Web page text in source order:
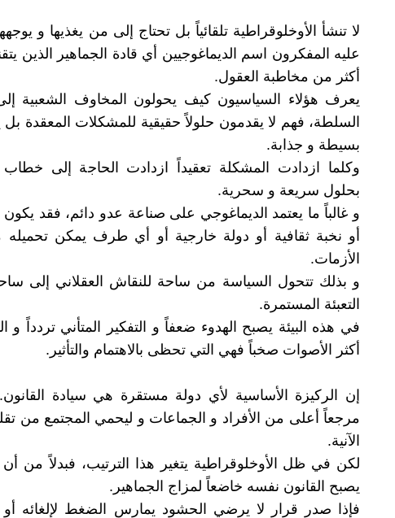
لا تنشأ الأوخلوقراطية تلقائياً بل تحتاج إلى من يغذيها و
عليه المفكرون اسم الديماغوجيين أي قادة الجماهير الذين
أكثر من مخاطبة العقول.
يعرف هؤلاء السياسيون كيف يحولون المخاوف الشعبية
السلطة، فهم لا يقدمون حلولاً حقيقية للمشكلات المعقدة
بسيطة و جذابة.
وكلما ازدادت المشكلة تعقيداً ازدادت الحاجة إلى
بحلول سريعة و سحرية.
و غالباً ما يعتمد الديماغوجي على صناعة عدو دائم، فقد يكون
أو نخبة ثقافية أو دولة خارجية أو أي طرف يمكن تحميله
الأزمات.
و بذلك تتحول السياسة من ساحة للنقاش العقلاني إلى
التعبئة المستمرة.
في هذه البيئة يصبح الهدوء ضعفاً و التفكير المتأني تردداً و
أكثر الأصوات صخباً فهي التي تحظى بالاهتمام والتأثير.
إن الركيزة الأساسية لأي دولة مستقرة هي سيادة
مرجعاً أعلى من الأفراد و الجماعات و ليحمي المجتمع من
الآنية.
لكن في ظل الأوخلوقراطية يتغير هذا الترتيب، فبدلاً من
يصبح القانون نفسه خاضعاً لمزاج الجماهير.
فإذا صدر قرار لا يرضي الحشود يمارس الضغط لإلغائه أو